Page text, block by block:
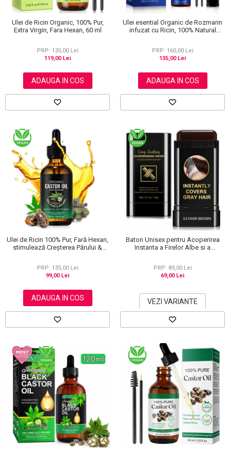
Ulei de Ricin Organic, 100% Pur,
Extra Virgin, Fara Hexan, 60 ml
PRP: 135,00 Lei
119,00 Lei
ADAUGA IN COS
Ulei esential Organic de Rozmarin
infuzat cu Ricin, 100% Natural
PRP: 160,00 Lei
135,00 Lei
ADAUGA IN COS
Ulei de Ricin 100% Pur, Fară Hexan,
stimulează Creșterea Părului &
PRP: 135,00 Lei
99,00 Lei
ADAUGA IN COS
Baton Unisex pentru Acoperirea
Instanta a Firelor Albe si a
PRP: 89,00 Lei
69,00 Lei
VEZI VARIANTE